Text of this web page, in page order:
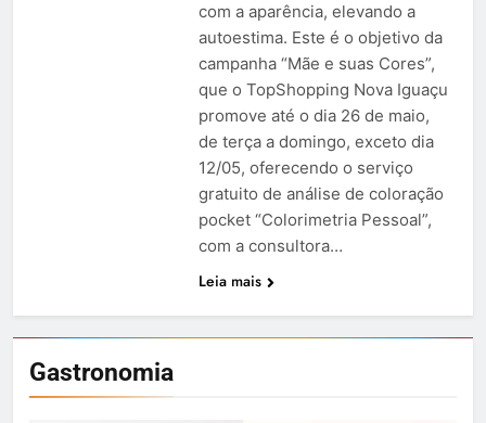
Gastronomia
com a aparência, elevando a
autoestima. Este é o objetivo da
campanha “Mãe e suas Cores”,
que o TopShopping Nova Iguaçu
promove até o dia 26 de maio,
de terça a domingo, exceto dia
12/05, oferecendo o serviço
gratuito de análise de coloração
pocket “Colorimetria Pessoal”,
com a consultora…
Leia mais